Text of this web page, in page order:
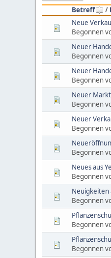
Betreff
/
Neue
Begonnen
Neuer
Begonnen
Neuer
Begonnen
Neuer
Begonnen
Neuer
Begonnen
Begonnen
Neues aus
Begonnen
Neuigkeiten
Begonnen
Begonnen
Begonnen